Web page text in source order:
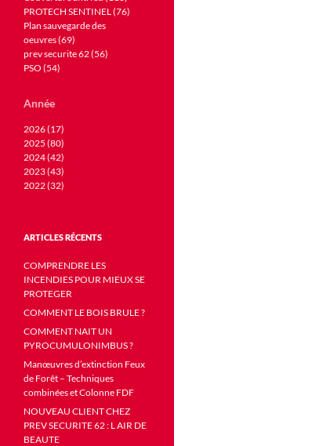
PROTECH SENTINEL (76)
Plan sauvegarde des
oeuvres (69)
prev securite 62 (56)
PSO (54)
Année
2026 (17)
2025 (80)
2024 (42)
2023 (43)
2022 (32)
ARTICLES RÉCENTS
COMPRENDRE LES
INCENDIES POUR MIEUX SE
PROTEGER
COMMENT LE BOIS BRULE ?
COMMENT NAIT UN
PYROCUMULONIMBUS ?
Manœuvres d’extinction Feux
de Forêt – Techniques
combinées et Colonne FDF
NOUVEAU CLIENT CHEZ
PREV SECURITE 62 : L AIR DE
BEAUTE